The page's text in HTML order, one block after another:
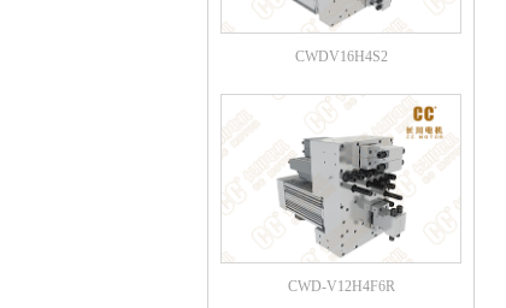
CWDV16H4S2
CWD-V12H4F6R